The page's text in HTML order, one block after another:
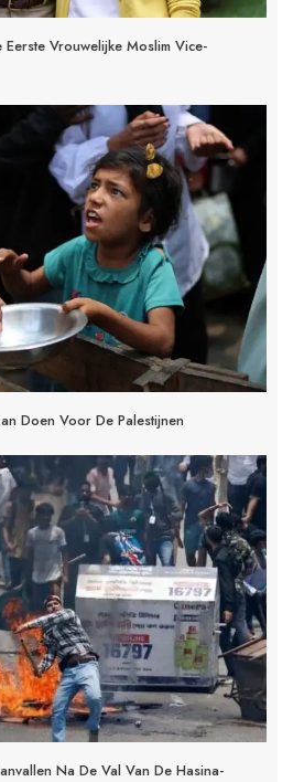
Vrouwelijke Moslim Vice-
Doen Voor De Palestijnen
Na De Val Van De Hasina-